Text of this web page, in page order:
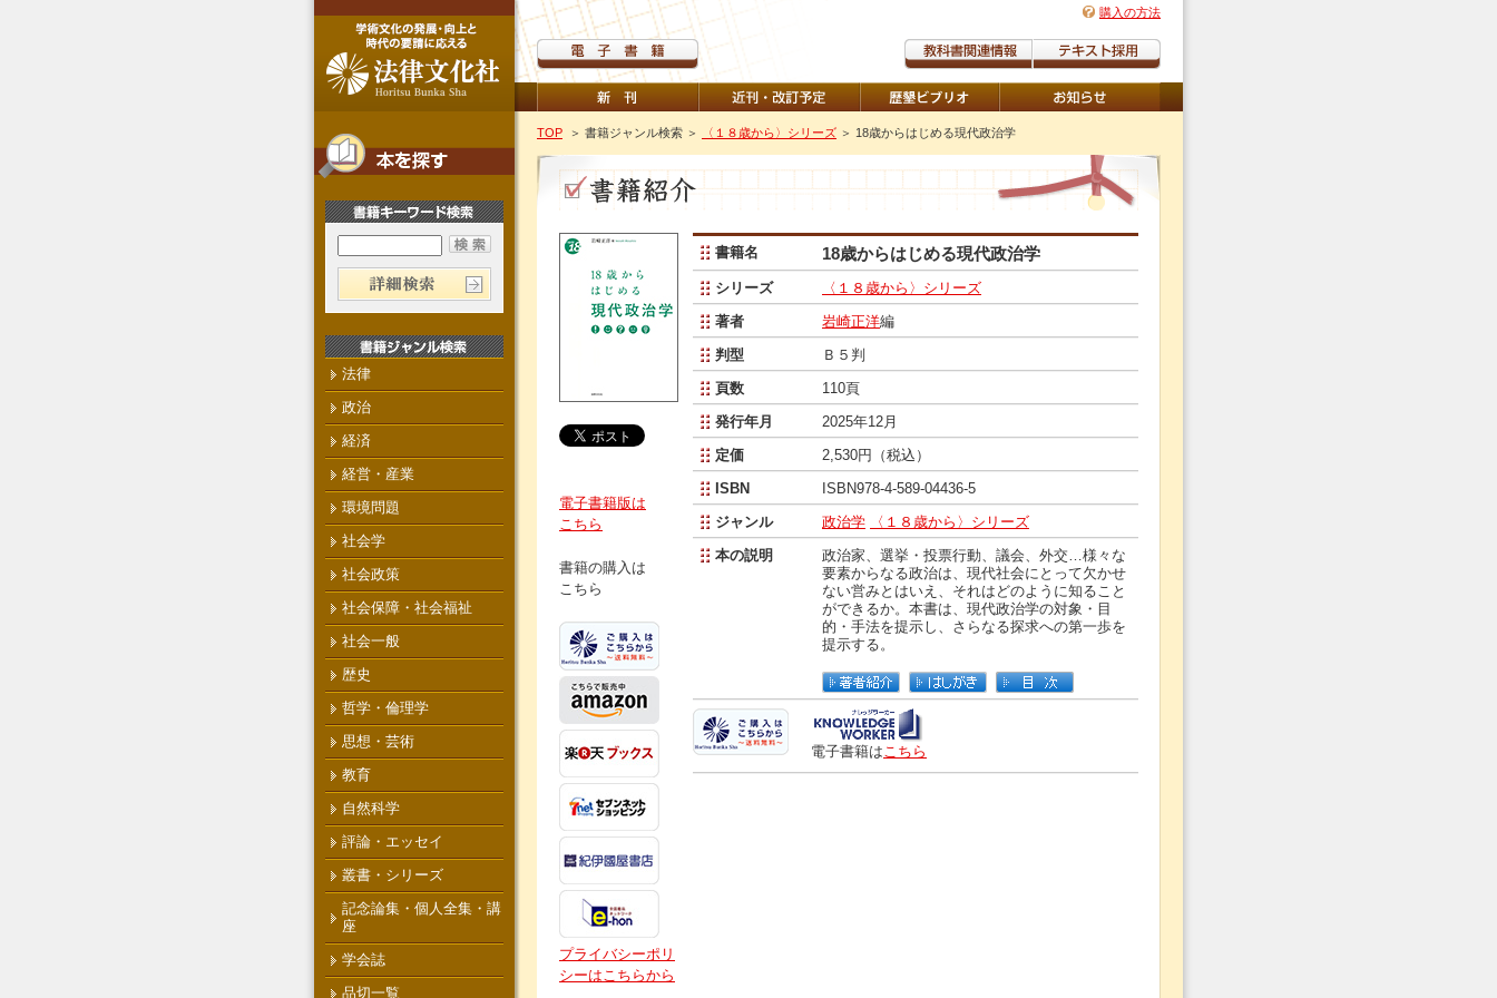
購入の方法
TOP ＞ 書籍ジャンル検索 ＞ 〈１８歳から〉シリーズ ＞ 18歳からはじめる現代政治学
電子書籍版は
こちら
書籍の購入は
こちら
プライバシーポリ
シーはこちらから
書籍名 18歳からはじめる現代政治学
シリーズ
〈１８歳から〉シリーズ
著者
岩崎正洋編
判型
Ｂ５判
頁数
110頁
発行年月
2025年12月
定価
2,530円（税込）
ISBN
ISBN978-4-589-04436-5
ジャンル
政治学
〈１８歳から〉シリーズ
本の説明
政治家、選挙・投票行動、議会、外交…様々な
要素からなる政治は、現代社会にとって欠かせ
ない営みとはいえ、それはどのように知ること
ができるか。本書は、現代政治学の対象・目
的・手法を提示し、さらなる探求への第一歩を
提示する。
電子書籍はこちら
法律
政治
経済
経営・産業
環境問題
社会学
社会政策
社会保障・社会福祉
社会一般
歴史
哲学・倫理学
思想・芸術
教育
自然科学
評論・エッセイ
叢書・シリーズ
記念論集・個人全集・講
座
学会誌
品切一覧